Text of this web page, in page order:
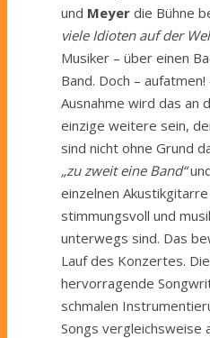
und Meyer die Bühne
viele Idioten auf der
Musiker – über einen
Band. Doch –
Ausnahme wird das an
einzige weitere sein,
sind nicht ohne Grund
„zu zweit eine Band“
einzelnen
stimmungsvoll und
unterwegs sind. Das
Lauf des Konzertes.
hervorragende
schmalen
Songs vergleichsweise